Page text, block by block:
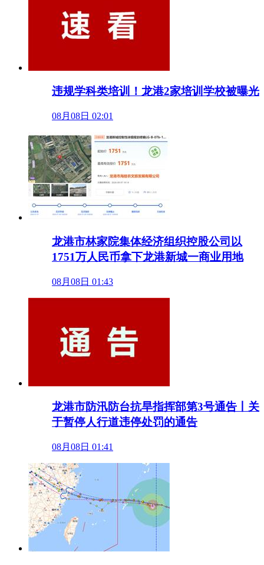
违规学科类培训！龙港2家培训学校被曝光
08月08日 02:01
龙港市林家院集体经济组织控股公司以
1751万人民币拿下龙港新城一商业用地
08月08日 01:43
龙港市防汛防台抗旱指挥部第3号通告丨关
于暂停人行道违停处罚的通告
08月08日 01:41